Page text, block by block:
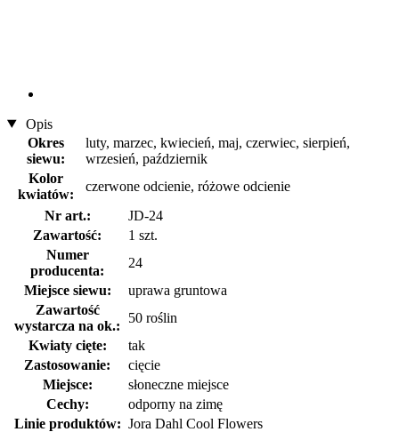
Opis
Okres
siewu:
luty, marzec, kwiecień, maj, czerwiec, sierpień,
wrzesień, październik
Kolor
kwiatów:
czerwone odcienie, różowe odcienie
Nr art.:
JD-24
Zawartość:
1 szt.
Numer
producenta:
24
Miejsce siewu:
uprawa gruntowa
Zawartość
wystarcza na ok.:
50 roślin
Kwiaty cięte:
tak
Zastosowanie:
cięcie
Miejsce:
słoneczne miejsce
Cechy:
odporny na zimę
Linie produktów: Jora Dahl Cool Flowers